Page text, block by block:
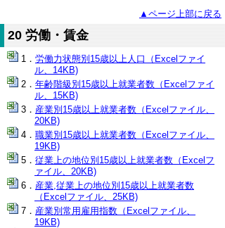
▲ページ上部に戻る
20 労働・賃金
労働力状態別15歳以上人口（Excelファイ
ル、14KB)
年齢階級別15歳以上就業者数（Excelファイ
ル、15KB)
産業別15歳以上就業者数（Excelファイル、
20KB)
職業別15歳以上就業者数（Excelファイル、
19KB)
従業上の地位別15歳以上就業者数（Excelフ
ァイル、20KB)
産業,従業上の地位別15歳以上就業者数
（Excelファイル、25KB)
産業別常用雇用指数（Excelファイル、
19KB)